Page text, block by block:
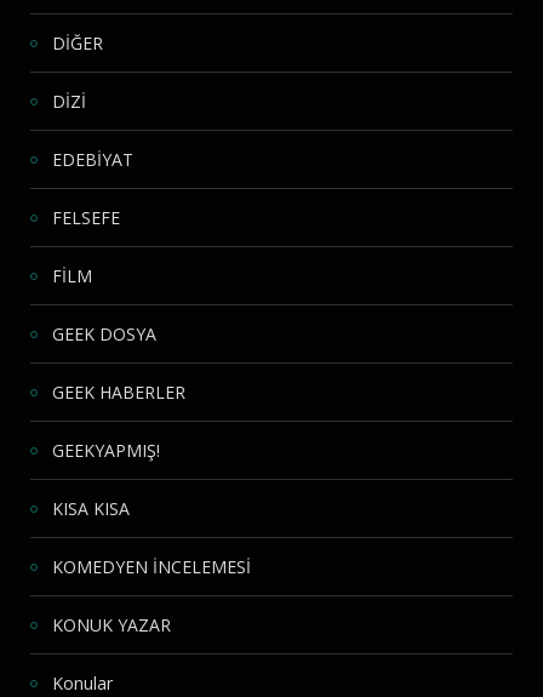
DİĞER
DİZİ
EDEBİYAT
FELSEFE
FİLM
GEEK DOSYA
GEEK HABERLER
GEEKYAPMIŞ!
KISA KISA
KOMEDYEN İNCELEMESİ
KONUK YAZAR
Konular